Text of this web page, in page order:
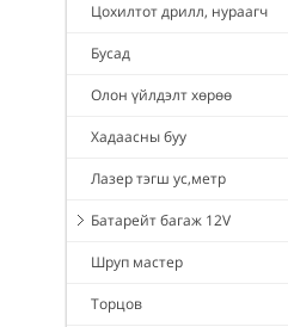
Цохилтот дрилл, нураагч
Бусад
Олон үйлдэлт хөрөө
Хадаасны буу
Лазер тэгш ус,метр
Батарейт багаж 12V
Шруп мастер
Торцов